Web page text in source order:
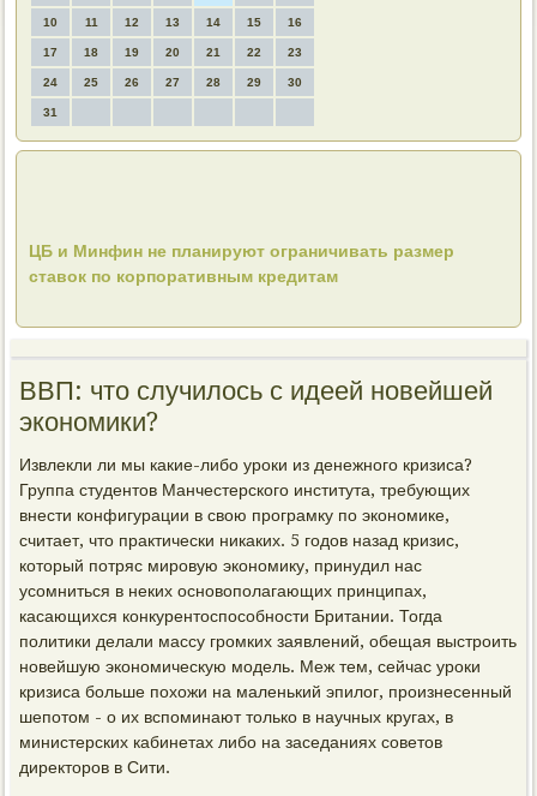
10 11 12 13 14 15 16
17 18 19 20 21 22 23
24 25 26 27 28 29 30
31
ЦБ и Минфин не планируют ограничивать размер
ставок по корпоративным кредитам
ВВП: что случилось с идеей новейшей
экономики?
Извлекли ли мы какие-либо уроки из денежного кризиса?
Группа студентов Манчестерского института, требующих
внести конфигурации в свою програмку по экономике,
считает, что практически никаких. 5 годов назад кризис,
который потряс мировую экономику, принудил нас
усомниться в неких основополагающих принципах,
касающихся конкурентоспособности Британии. Тогда
политики делали массу громких заявлений, обещая выстроить
новейшую экономическую модель. Меж тем, сейчас уроки
кризиса больше похожи на маленький эпилог, произнесенный
шепотом - о их вспоминают только в научных кругах, в
министерских кабинетах либо на заседаниях советов
директоров в Сити.